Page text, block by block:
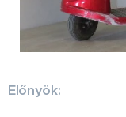
Előnyök: